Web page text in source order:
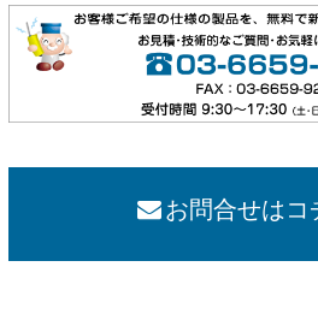
お問合せはコ